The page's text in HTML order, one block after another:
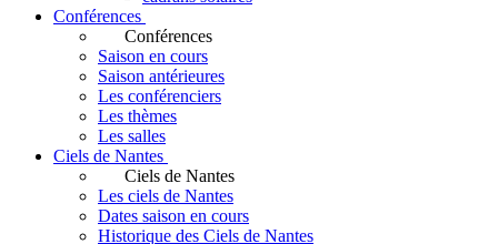
Conférences
Conférences
Saison en cours
Saison antérieures
Les conférenciers
Les thèmes
Les salles
Ciels de Nantes
Ciels de Nantes
Les ciels de Nantes
Dates saison en cours
Historique des Ciels de Nantes